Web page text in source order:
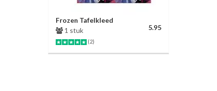
Frozen Tafelkleed
1 stuk
(2)
5.95